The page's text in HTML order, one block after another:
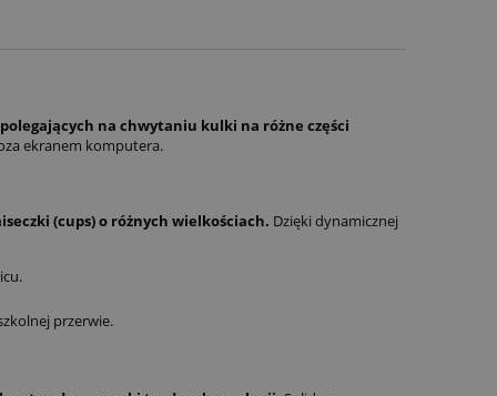
na chwytaniu kulki na różne części
ekranem komputera.
(cups) o różnych wielkościach. Dzięki dynamicznej
przerwie.